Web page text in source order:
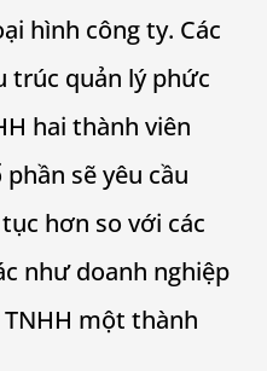
hình công ty. Các
trúc quản lý phức
hai thành viên
sẽ yêu cầu
hơn so với các
như doanh nghiệp
một thành